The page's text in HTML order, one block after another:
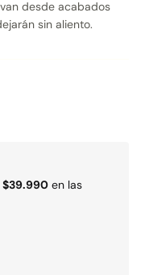
desde acabados
sin aliento.
$39.990 en las